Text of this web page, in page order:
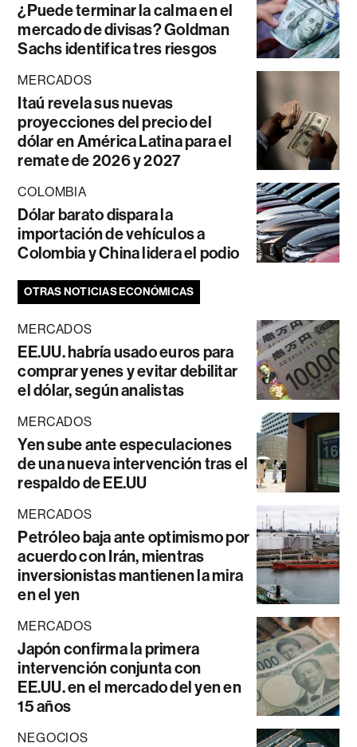
¿Puede terminar la calma en el
mercado de divisas? Goldman
Sachs identifica tres riesgos
MERCADOS
Itaú revela sus nuevas
proyecciones del precio del
dólar en América Latina para el
remate de 2026 y 2027
COLOMBIA
Dólar barato dispara la
importación de vehículos a
Colombia y China lidera el podio
OTRAS NOTICIAS ECONÓMICAS
MERCADOS
EE.UU. habría usado euros para
comprar yenes y evitar debilitar
el dólar, según analistas
MERCADOS
Yen sube ante especulaciones
de una nueva intervención tras el
respaldo de EE.UU
MERCADOS
Petróleo baja ante optimismo por
acuerdo con Irán, mientras
inversionistas mantienen la mira
en el yen
MERCADOS
Japón confirma la primera
intervención conjunta con
EE.UU. en el mercado del yen en
15 años
NEGOCIOS